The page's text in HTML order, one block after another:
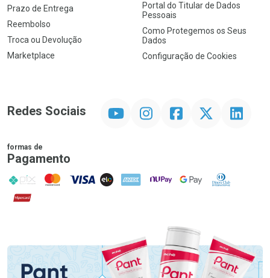
Prazo de Entrega
Reembolso
Troca ou Devolução
Marketplace
Portal do Titular de Dados
Pessoais
Como Protegemos os Seus
Dados
Configuração de Cookies
Redes Sociais InstagramFacebookTwitter Linkedin
formas de
Pagamento
PIX MasterCard
VISA ELO AMEX NuPay Google PayDiners Club
Hipercard
Promoção em Destaque